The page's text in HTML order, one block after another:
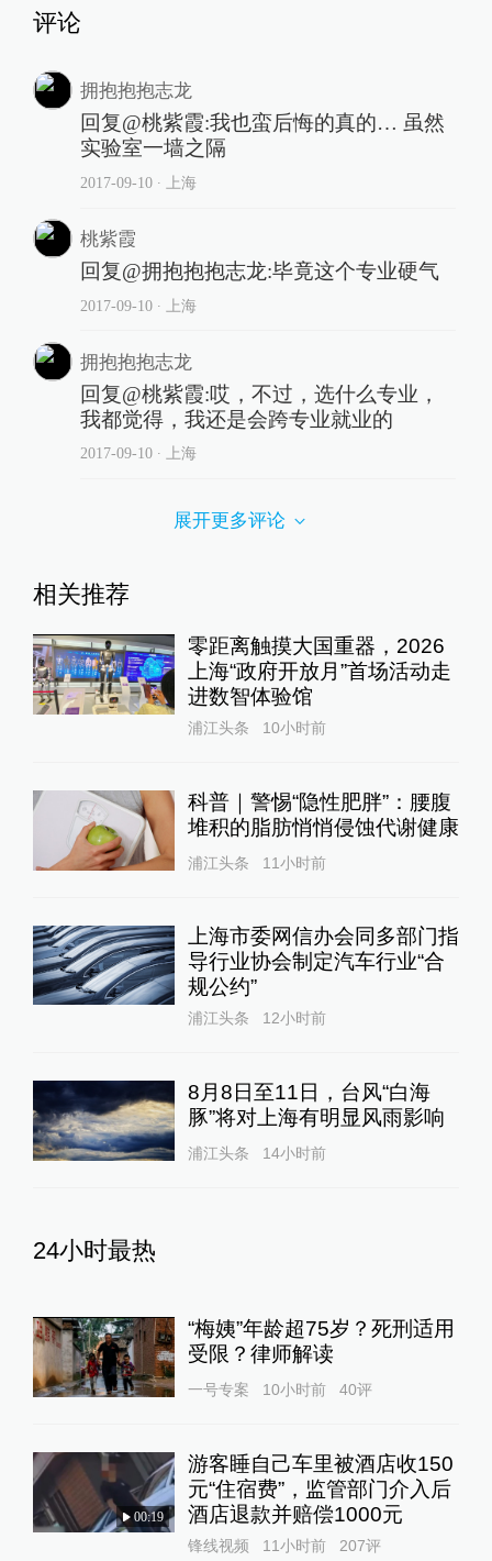
评论
拥抱抱抱志龙
回复@桃紫霞:我也蛮后悔的真的… 虽然
实验室一墙之隔
2017-09-10∙ 上海
桃紫霞
回复@拥抱抱抱志龙:毕竟这个专业硬气
2017-09-10∙ 上海
拥抱抱抱志龙
回复@桃紫霞:哎，不过，选什么专业，
我都觉得，我还是会跨专业就业的
2017-09-10∙ 上海
展开更多评论
相关推荐
零距离触摸大国重器，2026
上海“政府开放月”首场活动走
进数智体验馆
浦江头条 10小时前
科普｜警惕“隐性肥胖”：腰腹
堆积的脂肪悄悄侵蚀代谢健康
浦江头条 11小时前
上海市委网信办会同多部门指
导行业协会制定汽车行业“合
规公约”
浦江头条 12小时前
8月8日至11日，台风“白海
豚”将对上海有明显风雨影响
浦江头条 14小时前
24小时最热
“梅姨”年龄超75岁？死刑适用
受限？律师解读
一号专案 10小时前 40评
00:19
游客睡自己车里被酒店收150
元“住宿费”，监管部门介入后
酒店退款并赔偿1000元
锋线视频 11小时前 207评